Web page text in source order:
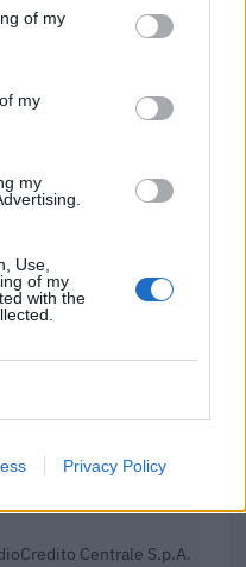
of my
my
my
Use,
of my
with the
Privacy Policy
Centrale S.p.A.
SULLA SEZIONE
DEL DECRETO-LEGGE
Centrale S.p.A.
SULLA SEZIONE
DEL DECRETO-LEGGE
Centrale S.p.A.
SULLA SEZIONE
Centrale S.p.A.